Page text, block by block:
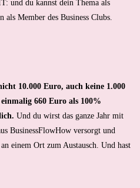
und du kannst dein Thema als
als Member des Business Clubs.
10.000 Euro, auch keine 1.000
660 Euro als 100%
Und du wirst das ganze Jahr mit
BusinessFlowHow versorgt und
einem Ort zum Austausch. Und hast